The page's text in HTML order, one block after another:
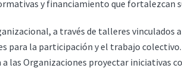
y financiamiento que fortalezcan
a través de talleres
para la participación y el trabajo colectivo.
las Organizaciones proyectar iniciativas